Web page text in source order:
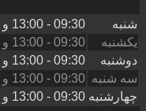
شنبه 09:30 - 13:00 و
یکشنبه
09:30 - 13:00 و
دوشنبه
09:30 - 13:00 و
سه شنبه 09:30 - 13:00 و
چهارشنبه 09:30 - 13:00 و